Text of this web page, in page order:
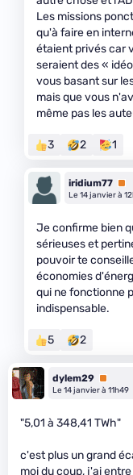
Les missions
qu'à faire en
étaient privés car
seraient des «
vous basant sur
mais que vous
même pas les
3 2 1
iridium77
Le 14 janvier à
Je confirme bien
sérieuses et
pouvoir te
économies
qui ne fonctionne
indispensable.
5 2
dylem29 Premium
Le 14 janvier à 11h49
"5,01 à 348,41 TWh"
c'est plus un grand
moi du coup, j'ai